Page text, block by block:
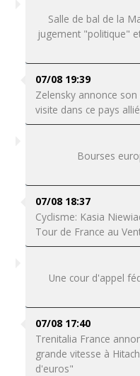
Salle de bal de la
jugement "politique"
07/08 19:39
Zelensky annonce
visite dans ce pays
Bourses
07/08 18:37
Cyclisme: Kasia
Tour de France au
Une cour d'appel
07/08 17:40
Trenitalia France
grande vitesse à
d'euros"